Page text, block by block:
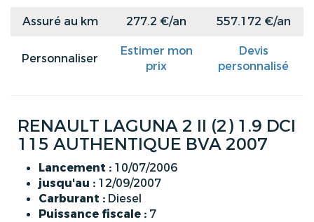
Assuré au km 277.2 €/an 557.172 €/an
Personnaliser
Estimer mon
prix
Devis
personnalisé
RENAULT LAGUNA 2 II (2) 1.9 DCI
115 AUTHENTIQUE BVA 2007
Lancement : 10/07/2006
jusqu'au : 12/09/2007
Carburant : Diesel
Puissance fiscale : 7